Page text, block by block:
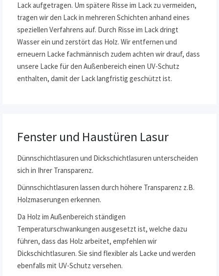
Lack aufgetragen. Um spätere Risse im Lack zu vermeiden,
tragen wir den Lack in mehreren Schichten anhand eines
speziellen Verfahrens auf. Durch Risse im Lack dringt
Wasser ein und zerstört das Holz. Wir entfernen und
erneuern Lacke fachmännisch zudem achten wir drauf, dass
unsere Lacke für den Außenbereich einen UV-Schutz
enthalten, damit der Lack langfristig geschützt ist.
Fenster und Haustüren Lasur
Dünnschichtlasuren und Dickschichtlasuren unterscheiden
sich in Ihrer Transparenz.
Dünnschichtlasuren lassen durch höhere Transparenz z.B.
Holzmaserungen erkennen.
Da Holz im Außenbereich ständigen
Temperaturschwankungen ausgesetzt ist, welche dazu
führen, dass das Holz arbeitet, empfehlen wir
Dickschichtlasuren. Sie sind flexibler als Lacke und werden
ebenfalls mit UV-Schutz versehen.